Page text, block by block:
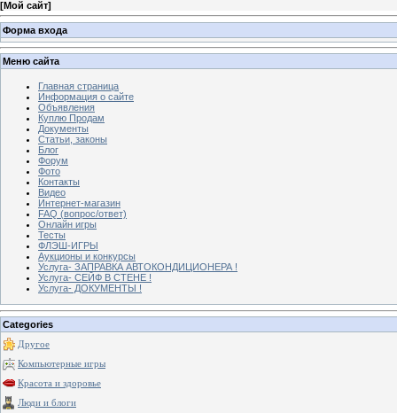
[Мой сайт]
Форма входа
Меню сайта
Главная страница
Информация о сайте
Объявления
Куплю Продам
Документы
Статьи, законы
Блог
Форум
Фото
Контакты
Видео
Интернет-магазин
FAQ (вопрос/ответ)
Онлайн игры
Тесты
ФЛЭШ-ИГРЫ
Аукционы и конкурсы
Услуга- ЗАПРАВКА АВТОКОНДИЦИОНЕРА !
Услуга- СЕЙФ В СТЕНЕ !
Услуга- ДОКУМЕНТЫ !
Categories
Другое
Компьютерные игры
Красота и здоровье
Люди и блоги